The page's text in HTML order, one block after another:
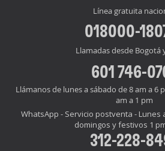
Línea gratuita
018000-
Llamadas desde Bogotá
601 746-
Llámanos de lunes a sábado de 8 am a 6
am a 1 pm
WhatsApp - Servicio postventa - Lunes
domingos y festivos 1
312-228-